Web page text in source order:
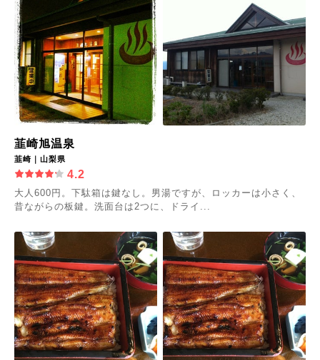
韮崎旭温泉
韮崎｜山梨県
4.2
大人600円。下駄箱は鍵なし。男湯ですが、ロッカーは小さく、
昔ながらの板鍵。洗面台は2つに、ドライ...